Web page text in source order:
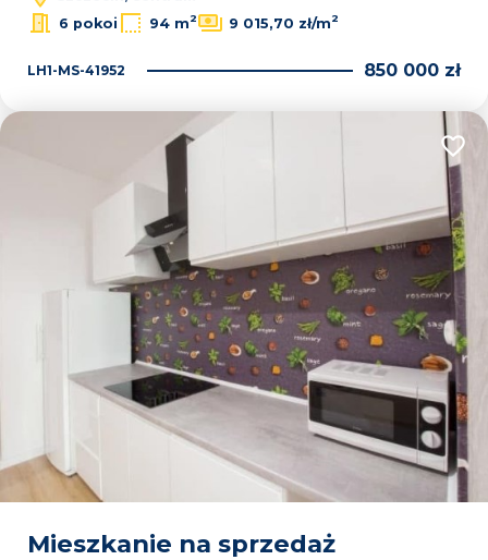
6 pokoi
94 m2 9 015,70 zł/m2
LH1-MS-41952 850 000 zł
Mieszkanie na sprzedaż